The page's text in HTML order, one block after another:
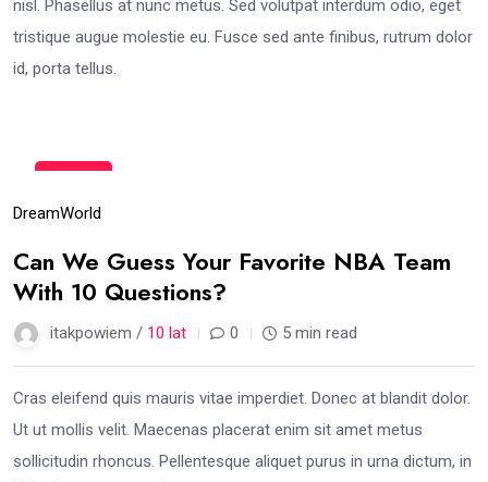
nisl. Phasellus at nunc metus. Sed volutpat interdum odio, eget
tristique augue molestie eu. Fusce sed ante finibus, rutrum dolor
id, porta tellus.
gru
DreamWorld
Can We Guess Your Favorite NBA Team
With 10 Questions?
itakpowiem / 10 lat 0 5 min read
Cras eleifend quis mauris vitae imperdiet. Donec at blandit dolor.
Ut ut mollis velit. Maecenas placerat enim sit amet metus
sollicitudin rhoncus. Pellentesque aliquet purus in urna dictum, in